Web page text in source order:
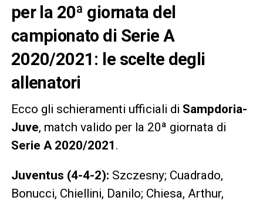
per la 20ª giornata del
campionato di Serie A
2020/2021: le scelte degli
allenatori
Ecco gli schieramenti ufficiali di Sampdoria-
Juve, match valido per la 20ª giornata di
Serie A 2020/2021 .
Juventus (4-4-2): Szczesny; Cuadrado,
Bonucci, Chiellini, Danilo; Chiesa, Arthur,